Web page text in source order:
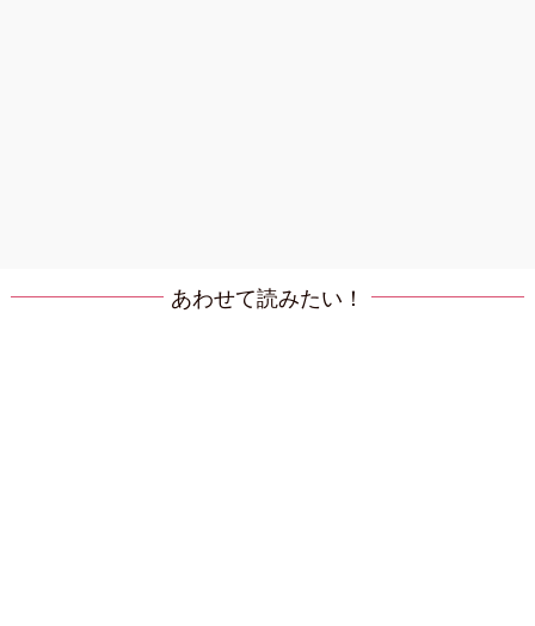
あわせて読みたい！